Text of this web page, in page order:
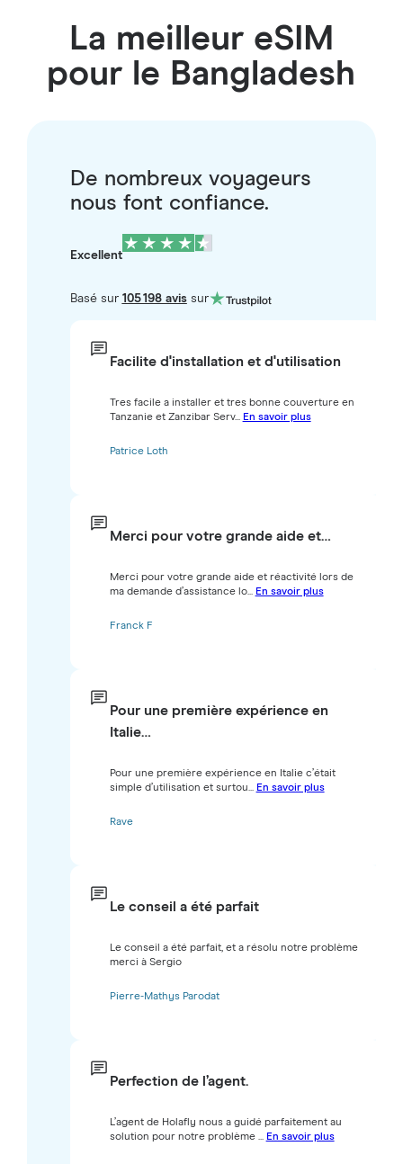
La meilleur eSIM
pour le Bangladesh
De nombreux voyageurs
nous font confiance.
Excellent
Basé sur 105 198 avissur
Facilite d'installation et d'utilisation
Tres facile a installer et tres bonne couverture en
Tanzanie et Zanzibar Serv... En savoir plus
Patrice Loth
Merci pour votre grande aide et…
Merci pour votre grande aide et réactivité lors de
ma demande d’assistance lo... En savoir plus
Franck F
Pour une première expérience en
Italie…
Pour une première expérience en Italie c’était
simple d’utilisation et surtou... En savoir plus
Rave
Le conseil a été parfait
Le conseil a été parfait, et a résolu notre problème
merci à Sergio
Pierre-Mathys Parodat
Perfection de l’agent.
L’agent de Holafly nous a guidé parfaitement au
solution pour notre problème ... En savoir plus